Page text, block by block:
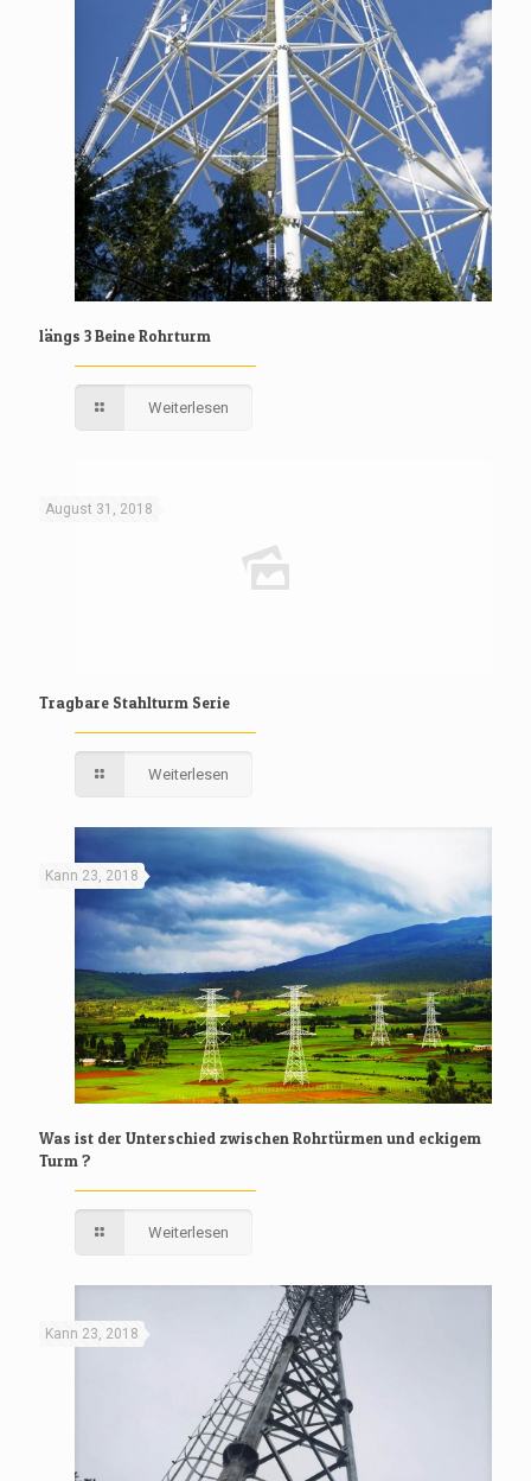
längs 3 Beine Rohrturm
Weiterlesen
August 31, 2018
Tragbare Stahlturm Serie
Weiterlesen
Kann 23, 2018
Was ist der Unterschied zwischen Rohrtürmen und eckigem
Turm ?
Weiterlesen
Kann 23, 2018